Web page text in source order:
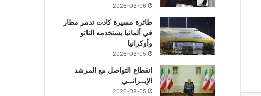
2026-08-06
طائرة مسيرة كادت تدمر مطار
في ألمانيا يستخدمه الناتو
وأوكرانيا
2026-08-05
انقطاع التواصل مع المرشد
الإيــرانــي
2026-08-05